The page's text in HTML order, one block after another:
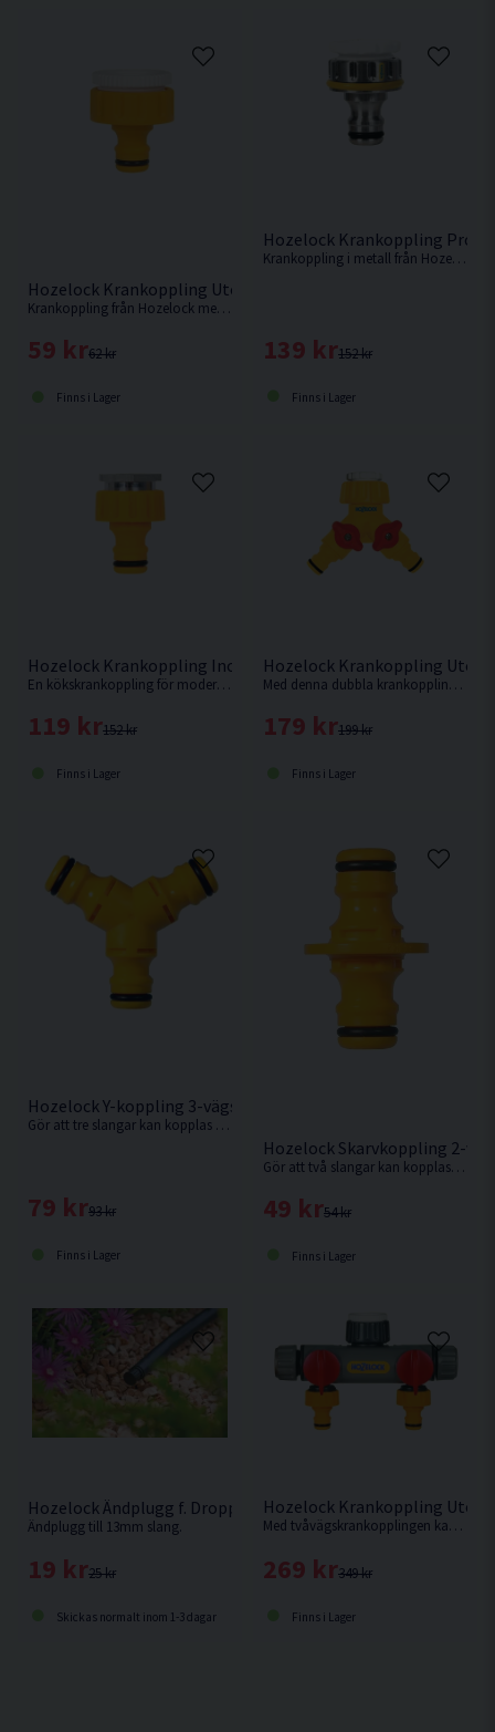
Hozelock Krankoppling Utomhus 1/2" & 3/4"
Krankoppling från Hozelock med adapter för att passa till både 21 mm och 26,5mm (1/2″ BSP och 3/4″ BSP) för gängade utomhuskranar.
62 kr
59 kr
Finns i Lager
Hozelock Krankoppling Pro
Krankoppling i metall från Hozelock med adapter för att passa till både 21 mm och 26,5mm (1/2″ BSP och 3/4″ BSP) för gängade utomhuskranar.
152 kr
139 kr
Finns i Lager
Hozelock Krankoppling Inomhus f. 22mm utv. gänga
En kökskrankoppling för moderna kranar, med inbyggd luftare och ett 22 mm honmunstycke för krananslutning.
152 kr
119 kr
Finns i Lager
Hozelock Krankoppling
Med denna dubbla krankoppling från Hozelock kan två slangar kopplas till en enda kran. Kan även användas som Y-koppling.
199 kr
179 kr
Finns i Lager
Hozelock Y-koppling 3-vägs
Gör att tre slangar kan kopplas ihop för att förlänga ett bevattningssystem.
93 kr
79 kr
Finns i Lager
Hozelock Skarvkoppling 2-
Gör att två slangar kan kopplas ihop med hjälp av två slangkopplingar.
54 kr
49 kr
Finns i Lager
Hozelock Ändplugg f. Droppslang 13mm 1-pack
Ändplugg till 13mm slang.
25 kr
19 kr
Skickas normalt inom 1-3 dagar
Hozelock Krankoppling
Med tvåvägskrankopplingen kan du koppla två bevattningsenheter eller slangar direkt till en utomhuskran.
349 kr
269 kr
Finns i Lager